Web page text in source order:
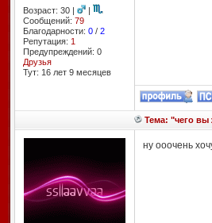
Возраст: 30 |
|
Сообщений: 79
Благодарности: 0/ 2
Репутация: 1
Предупреждений: 0
Друзья
Тут: 16 лет 9 месяцев
Тема: "чего вы
ну ооочень